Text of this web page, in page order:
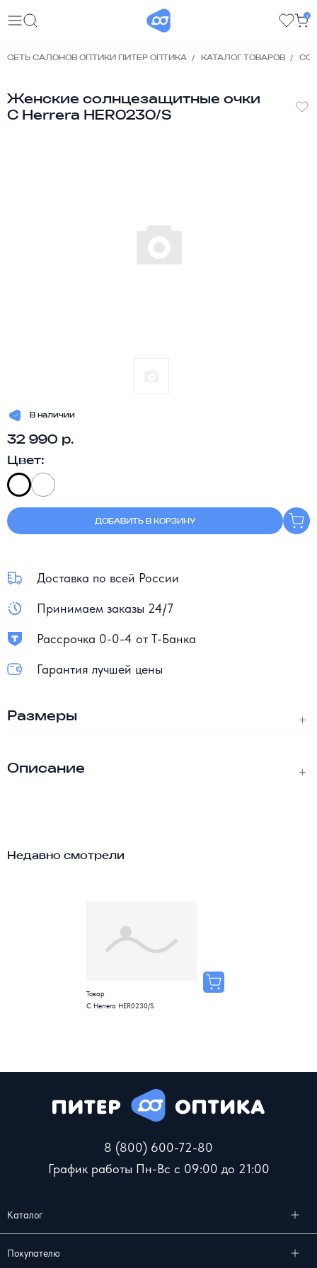
1
СЕТЬ САЛОНОВ ОПТИКИ ПИТЕР ОПТИКА КАТАЛОГ ТОВАРОВ
Женские солнцезащитные очки
C Herrera HER0230/S
В наличии
32 990 р.
Цвет:
ДОБАВИТЬ В КОРЗИНУ
Доставка по всей России
Принимаем заказы 24/7
Рассрочка 0-0-4 от Т-Банка
Гарантия лучшей цены
Размеры
Описание
Недавно смотрели
Товар
C Herrera HER0230/S
8 (800) 600-72-80
График работы Пн-Вс с 09:00 до 21:00
Каталог
Покупателю